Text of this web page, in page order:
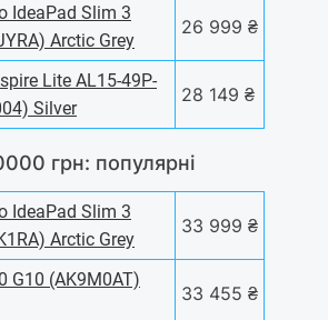
IdeaPad Slim 3
Arctic Grey
26 999 ₴
Lite AL15-49P-
Silver
28 149 ₴
грн: популярні
IdeaPad Slim 3
Arctic Grey
33 999 ₴
G10 (AK9M0AT)
33 455 ₴